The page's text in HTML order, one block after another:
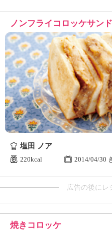
ノンフライコロッケサンド
塩田 ノア
220kcal 2014/04/30
広告の後にレ
焼きコロッケ